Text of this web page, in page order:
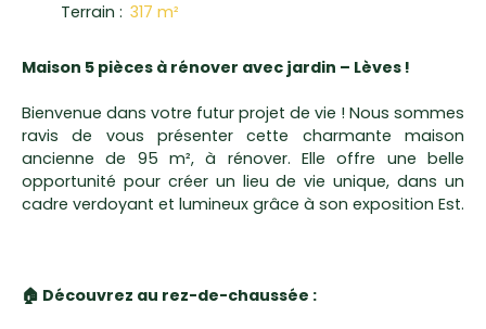
Terrain : 317 m²
Maison 5 pièces à rénover avec jardin – Lèves !
Bienvenue dans votre futur projet de vie ! Nous sommes
ravis de vous présenter cette charmante maison
ancienne de 95 m², à rénover. Elle offre une belle
opportunité pour créer un lieu de vie unique, dans un
cadre verdoyant et lumineux grâce à son exposition Est.
🏠 Découvrez au rez-de-chaussée :